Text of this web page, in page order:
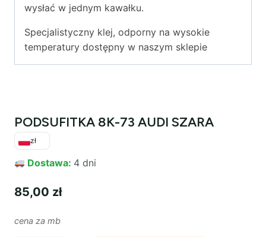
wysłać w jednym kawałku.
Specjalistyczny klej, odporny na wysokie
temperatury dostępny w naszym sklepie
PODSUFITKA 8K-73 AUDI SZARA
zł
Dostawa: 4 dni
85,00 zł
cena za mb